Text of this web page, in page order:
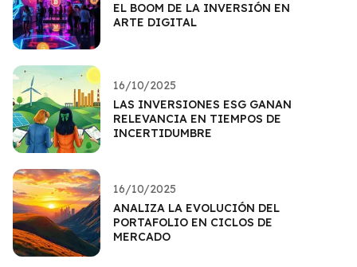
EL BOOM DE LA INVERSIÓN EN
ARTE DIGITAL
16/10/2025
LAS INVERSIONES ESG GANAN
RELEVANCIA EN TIEMPOS DE
INCERTIDUMBRE
16/10/2025
ANALIZA LA EVOLUCIÓN DEL
PORTAFOLIO EN CICLOS DE
MERCADO